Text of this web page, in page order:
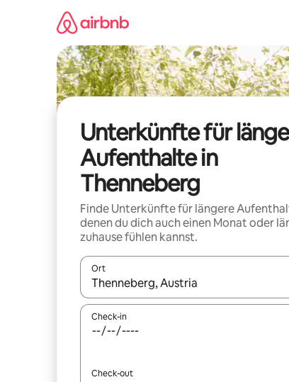
Unterkünfte für
Aufenthalte in
Thenneberg
Finde Unterkünfte für längere
denen du dich auch einen Monat oder
zuhause fühlen kannst.
Ort
Wenn Ergebnisse verfügbar sind,
Check-in
Check-out